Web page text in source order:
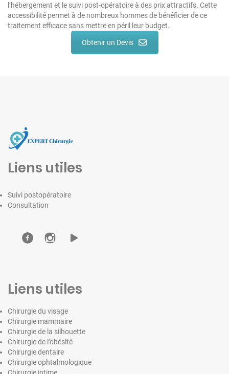
l’hébergement et le suivi post-opératoire à des prix attractifs. Cette
accessibilité permet à de nombreux hommes de bénéficier de ce
traitement efficace sans mettre en péril leur budget.
Obtenir un Devis
Liens utiles
Suivi postopératoire
Consultation
Liens utiles
Chirurgie du visage
Chirurgie mammaire
Chirurgie de la silhouette
Chirurgie de l’obésité
Chirurgie dentaire
Chirurgie ophtalmologique
Chirurgie intime